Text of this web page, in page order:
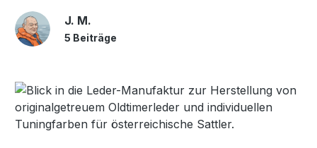
J. M.
5 Beiträge